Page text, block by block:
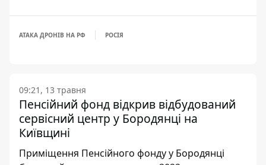
АТАКА ДРОНІВ НА РФ РОСІЯ
09:21, 13 травня
Пенсійний фонд відкрив відбудований
сервісний центр у Бородянці на
Київщині
Приміщення Пенсійного фонду у Бородянці